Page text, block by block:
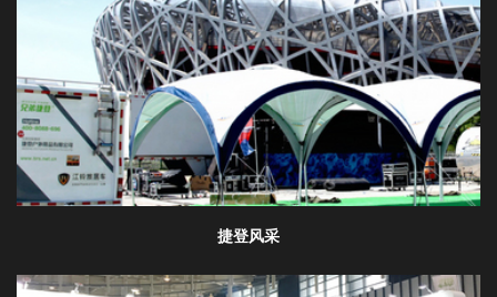
捷登风采